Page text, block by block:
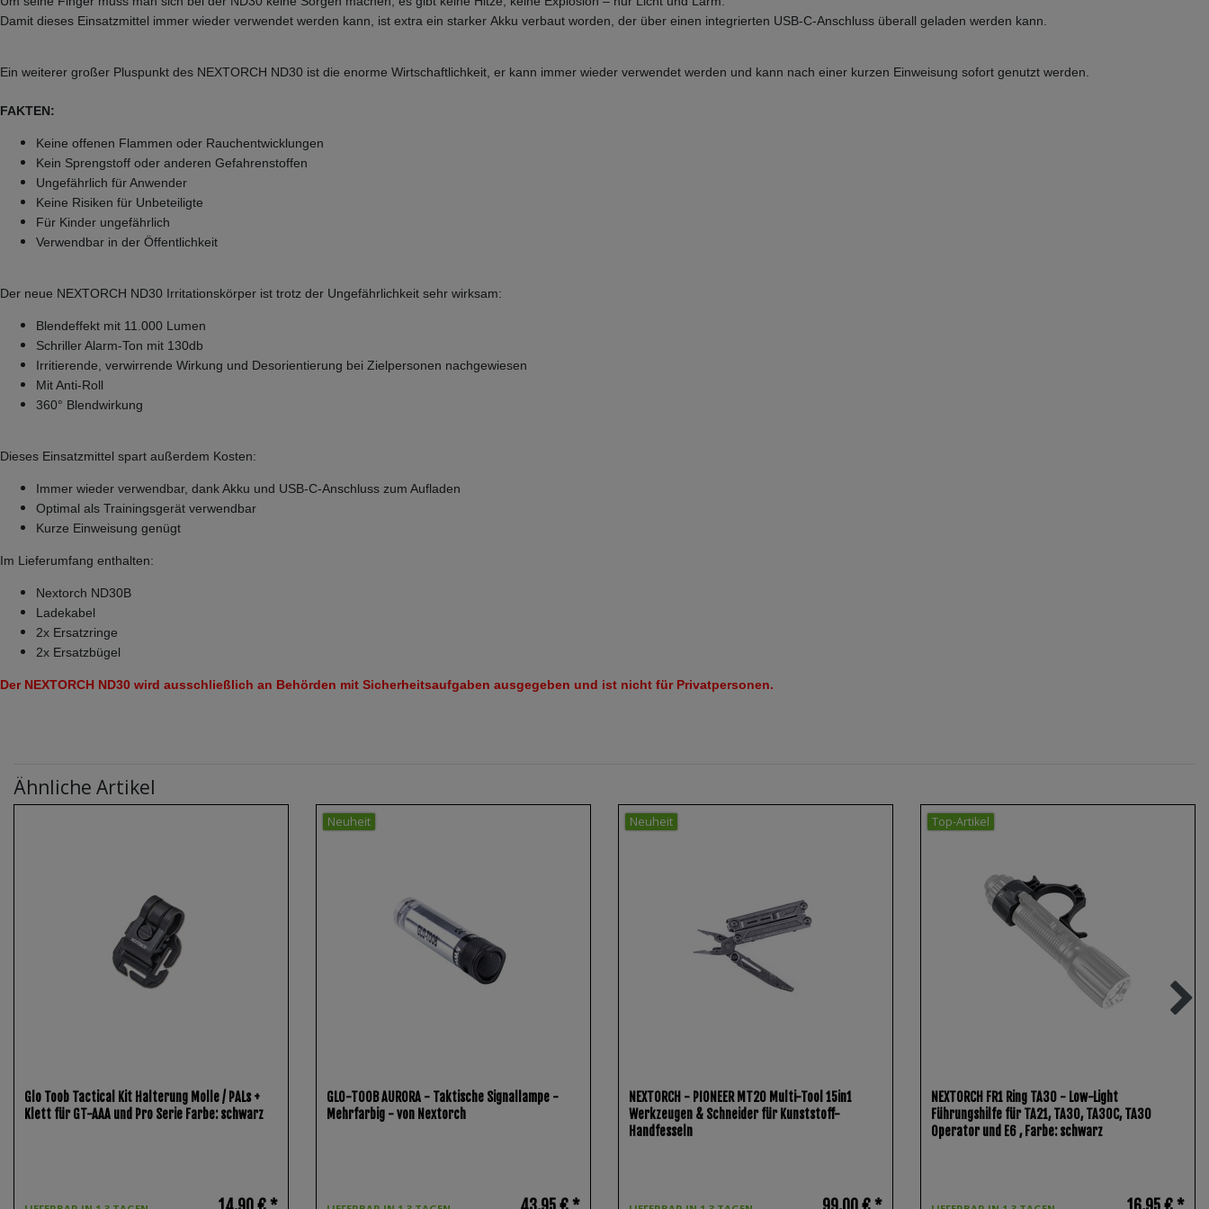
Damit dieses Einsatzmittel immer wieder verwendet werden kann, ist extra ein starker Akku verbaut worden, der über einen integrierten USB-C-Anschluss überall geladen werden kann.
Ein weiterer großer Pluspunkt des NEXTORCH ND30 ist die enorme Wirtschaftlichkeit, er kann immer wieder verwendet werden und kann nach einer kurzen Einweisung sofort genutzt werden.
FAKTEN:
Keine offenen Flammen oder Rauchentwicklungen
Kein Sprengstoff oder anderen Gefahrenstoffen
Ungefährlich für Anwender
Keine Risiken für Unbeteiligte
Für Kinder ungefährlich
Verwendbar in der Öffentlichkeit
Der neue NEXTORCH ND30 Irritationskörper ist trotz der Ungefährlichkeit sehr wirksam:
Blendeffekt mit 11.000 Lumen
Schriller Alarm-Ton mit 130db
Irritierende, verwirrende Wirkung und Desorientierung bei Zielpersonen nachgewiesen
Mit Anti-Roll
360° Blendwirkung
Dieses Einsatzmittel spart außerdem Kosten:
Immer wieder verwendbar, dank Akku und USB-C-Anschluss zum Aufladen
Optimal als Trainingsgerät verwendbar
Kurze Einweisung genügt
Im Lieferumfang enthalten:
Nextorch ND30B
Ladekabel
2x Ersatzringe
2x Ersatzbügel
Der NEXTORCH ND30 wird ausschließlich an Behörden mit Sicherheitsaufgaben ausgegeben und ist nicht für Privatpersonen.
Ähnliche Artikel
Glo Toob Tactical Kit Halterung Molle / PALs +
Klett für GT-AAA und Pro Serie Farbe: schwarz
Neuheit
GLO-TOOB AURORA - Taktische Signallampe -
Mehrfarbig - von Nextorch
Neuheit
NEXTORCH - PIONEER MT20 Multi-Tool 15in1
Werkzeugen & Schneider für Kunststoff-
Handfesseln
Top-Artikel
NEXTORCH FR1 Ring TA30 - Low-Light
Führungshilfe für TA21, TA30, TA30C, TA30
Operator und E6, Farbe: schwarz